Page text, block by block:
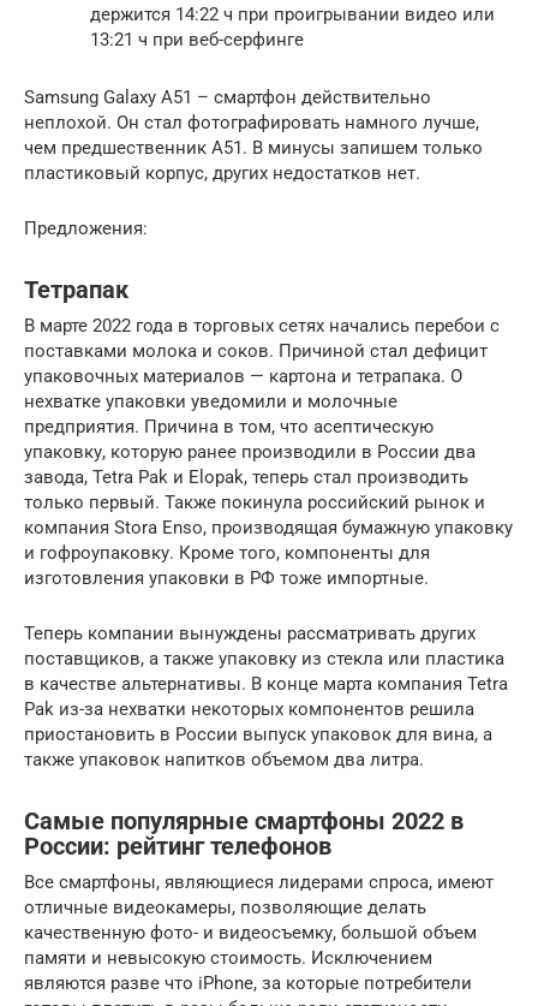
держится 14:22 ч при проигрывании видео или
13:21 ч при веб-серфинге
Samsung Galaxy A51 – смартфон действительно
неплохой. Он стал фотографировать намного лучше,
чем предшественник A51. В минусы запишем только
пластиковый корпус, других недостатков нет.
Предложения:
Тетрапак
В марте 2022 года в торговых сетях начались перебои с
поставками молока и соков. Причиной стал дефицит
упаковочных материалов — картона и тетрапака. О
нехватке упаковки уведомили и молочные
предприятия. Причина в том, что асептическую
упаковку, которую ранее производили в России два
завода, Tetra Pak и Elopak, теперь стал производить
только первый. Также покинула российский рынок и
компания Stora Enso, производящая бумажную упаковку
и гофроупаковку. Кроме того, компоненты для
изготовления упаковки в РФ тоже импортные.
Теперь компании вынуждены рассматривать других
поставщиков, а также упаковку из стекла или пластика
в качестве альтернативы. В конце марта компания Tetra
Pak из-за нехватки некоторых компонентов решила
приостановить в России выпуск упаковок для вина, а
также упаковок напитков объемом два литра.
Самые популярные смартфоны 2022 в
России: рейтинг телефонов
Все смартфоны, являющиеся лидерами спроса, имеют
отличные видеокамеры, позволяющие делать
качественную фото- и видеосъемку, большой объем
памяти и невысокую стоимость. Исключением
являются разве что iPhone, за которые потребители